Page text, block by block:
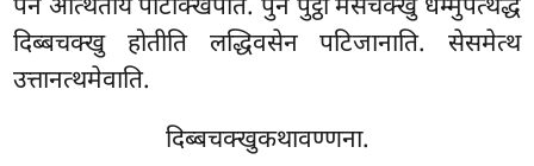
पन अत्थिताय पटिक्खिपति. पुन पुट्ठो मंसचक्खु धम्मुपत्थद्धं
दिब्बचक्खु होतीति लद्धिवसेन पटिजानाति. सेसमेत्थ
उत्तानत्थमेवाति.
दिब्बचक्खुकथावण्णना.